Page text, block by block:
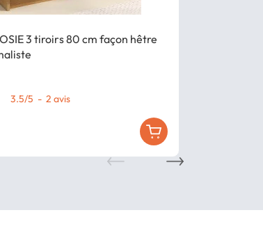
3 tiroirs 80 cm façon hêtre
3.5/5 - 2 avis